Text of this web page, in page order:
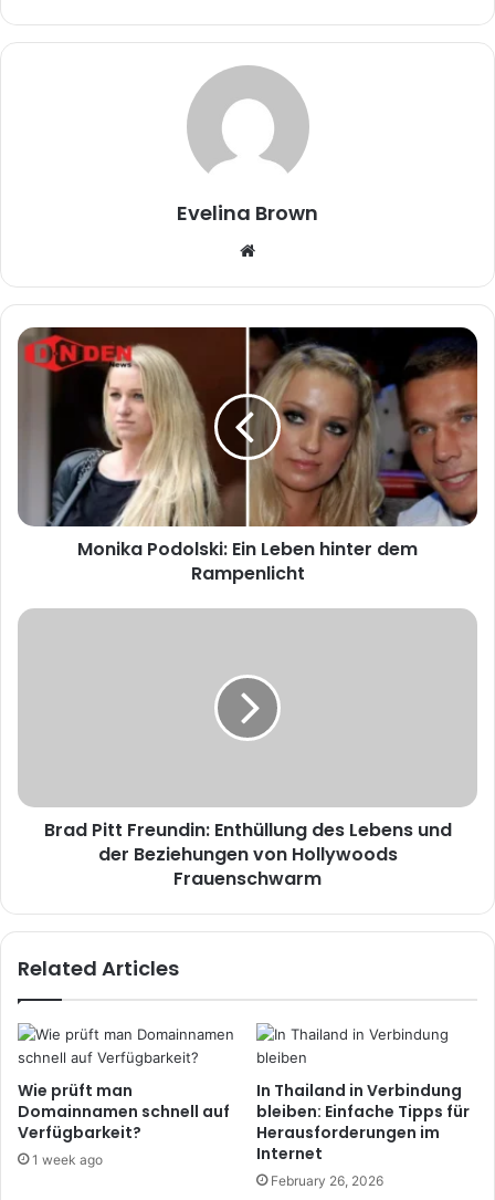
Evelina Brown
Website
Monika Podolski: Ein Leben hinter dem
Rampenlicht
Brad Pitt Freundin: Enthüllung des Lebens und
der Beziehungen von Hollywoods
Frauenschwarm
Related Articles
Wie prüft man
Domainnamen schnell auf
Verfügbarkeit?
1 week ago
In Thailand in Verbindung
bleiben: Einfache Tipps für
Herausforderungen im
Internet
February 26, 2026